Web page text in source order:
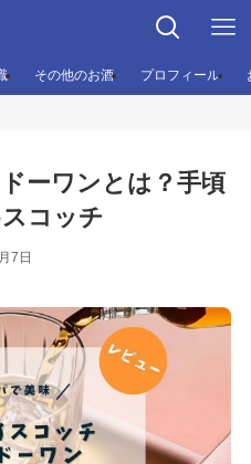
その他のお酒 プロフィール
ーワンとは？手頃
コッチ
7日